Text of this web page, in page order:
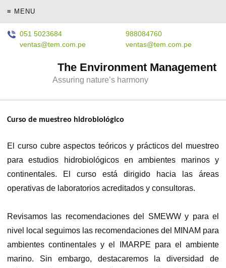
≡ MENU
051 5023684
988084760
ventas@tem.com.pe
ventas@tem.com.pe
The Environment Management
Assuring nature’s harmony
Curso de muestreo hidrobiológico
El curso cubre aspectos teóricos y prácticos del muestreo
para estudios hidrobiológicos en ambientes marinos y
continentales. El curso está dirigido hacia las áreas
operativas de laboratorios acreditados y consultoras.
Revisamos las recomendaciones del SMEWW y para el
nivel local seguimos las recomendaciones del MINAM para
ambientes continentales y el IMARPE para el ambiente
marino. Sin embargo, destacaremos la diversidad de